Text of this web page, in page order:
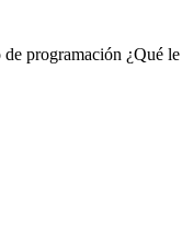
programación ¿Qué